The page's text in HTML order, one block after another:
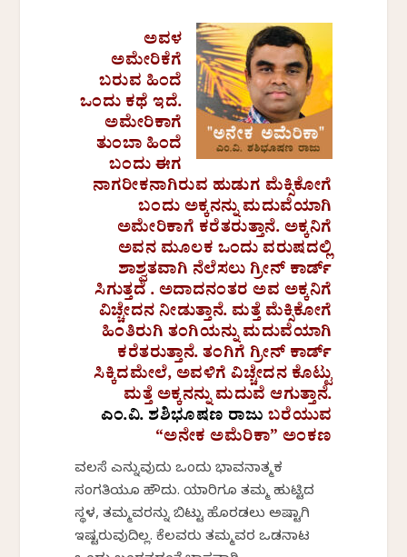
ಅವಳ
ಅಮೇರಿಕೆಗೆ
ಬರುವ ಹಿಂದೆ
ಒಂದು ಕಥೆ ಇದೆ.
ಅಮೇರಿಕಾಗೆ
ತುಂಬಾ ಹಿಂದೆ
ಬಂದು ಈಗ
ನಾಗರೀಕನಾಗಿರುವ ಹುಡುಗ ಮೆಕ್ಸಿಕೋಗೆ
ಬಂದು ಅಕ್ಕನನ್ನು ಮದುವೆಯಾಗಿ
ಅಮೇರಿಕಾಗೆ ಕರೆತರುತ್ತಾನೆ. ಅಕ್ಕನಿಗೆ
ಅವನ ಮೂಲಕ ಒಂದು ವರುಷದಲ್ಲಿ
ಶಾಶ್ವತವಾಗಿ ನೆಲೆಸಲು ಗ್ರೀನ್ ಕಾರ್ಡ್
ಸಿಗುತ್ತದೆ . ಅದಾದನಂತರ ಅವ ಅಕ್ಕನಿಗೆ
ವಿಚ್ಚೇದನ ನೀಡುತ್ತಾನೆ. ಮತ್ತೆ ಮೆಕ್ಸಿಕೋಗೆ
ಹಿಂತಿರುಗಿ ತಂಗಿಯನ್ನು ಮದುವೆಯಾಗಿ
ಕರೆತರುತ್ತಾನೆ. ತಂಗಿಗೆ ಗ್ರೀನ್ ಕಾರ್ಡ್
ಸಿಕ್ಕಿದಮೇಲೆ, ಅವಳಿಗೆ ವಿಚ್ಚೇದನ ಕೊಟ್ಟು
ಮತ್ತೆ ಅಕ್ಕನನ್ನು ಮದುವೆ ಆಗುತ್ತಾನೆ.
ಎಂ.ವಿ. ಶಶಿಭೂಷಣ ರಾಜು ಬರೆಯುವ
“ಅನೇಕ ಅಮೆರಿಕಾ” ಅಂಕಣ
ವಲಸೆ ಎನ್ನುವುದು ಒಂದು ಭಾವನಾತ್ಮಕ
ಸಂಗತಿಯೂ ಹೌದು. ಯಾರಿಗೂ ತಮ್ಮ ಹುಟ್ಟಿದ
ಸ್ಥಳ, ತಮ್ಮವರನ್ನು ಬಿಟ್ಟು ಹೊರಡಲು ಅಷ್ಟಾಗಿ
ಇಷ್ಟವಿರುವುದಿಲ್ಲ. ಕೆಲವರು ತಮ್ಮವರ ಒಡನಾಟ